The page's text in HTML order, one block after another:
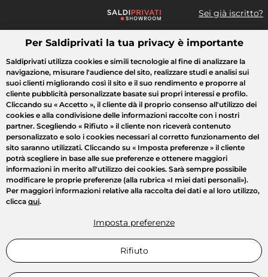
Sei già iscritto?
Cosa cerchi?
Tutte le vendite Moda Casa Bellezza Elettrodomestici
Per Saldiprivati la tua privacy è importante
Saldiprivati utilizza cookies e simili tecnologie al fine di analizzare la
navigazione, misurare l'audience del sito, realizzare studi e analisi sui
suoi clienti migliorando così il sito e il suo rendimento e proporre al
cliente pubblicità personalizzate basate sui propri interessi e profilo.
Cliccando su « Accetto », il cliente dà il proprio consenso all'utilizzo dei
cookies e alla condivisione delle informazioni raccolte con i nostri
partner. Scegliendo « Rifiuto » il cliente non riceverà contenuto
personalizzato e solo i cookies necessari al corretto funzionamento del
sito saranno utilizzati. Cliccando su « Imposta preferenze » il cliente
potrà scegliere in base alle sue preferenze e ottenere maggiori
informazioni in merito all'utilizzo dei cookies. Sarà sempre possibile
modificare le proprie preferenze (alla rubrica «I miei dati personali»).
Per maggiori informazioni relative alla raccolta dei dati e al loro utilizzo,
clicca qui.
Imposta preferenze
Rifiuto